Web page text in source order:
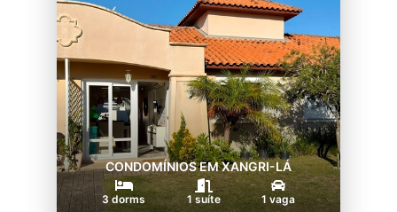
CONDOMÍNIOS EM XANGRI-LÁ
3 dorms 1 suíte 1 vaga